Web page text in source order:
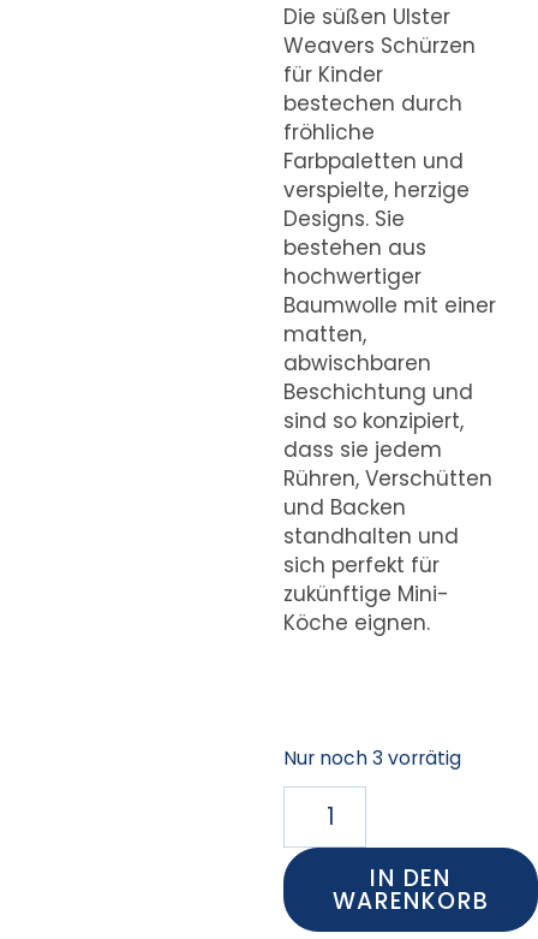
Die süßen Ulster
Weavers Schürzen
für Kinder
bestechen durch
fröhliche
Farbpaletten und
verspielte, herzige
Designs. Sie
bestehen aus
hochwertiger
Baumwolle mit einer
matten,
abwischbaren
Beschichtung und
sind so konzipiert,
dass sie jedem
Rühren, Verschütten
und Backen
standhalten und
sich perfekt für
zukünftige Mini-
Köche eignen.
Nur noch 3 vorrätig
IN DEN
WARENKORB